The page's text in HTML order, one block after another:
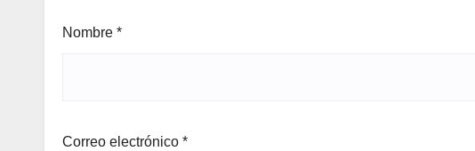
Nombre *
Correo electrónico *